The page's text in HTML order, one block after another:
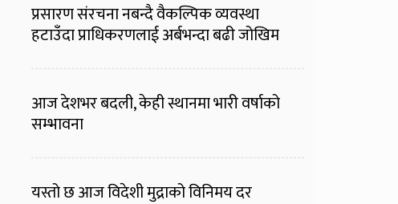
प्रसारण संरचना नबन्दै वैकल्पिक व्यवस्था
हटाउँदा प्राधिकरणलाई अर्बभन्दा बढी जोखिम
आज देशभर बदली, केही स्थानमा भारी वर्षाको
सम्भावना
यस्तो छ आज विदेशी मुद्राको विनिमय दर